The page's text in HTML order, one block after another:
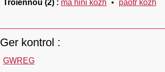
Troiennoù (2) ma hini kozh paotr kozh
Ger kontrol :
GWREG